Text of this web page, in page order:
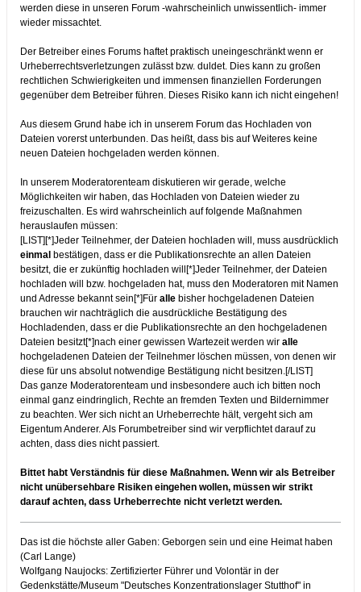
werden diese in unseren Forum -wahrscheinlich unwissentlich- immer
wieder missachtet.
Der Betreiber eines Forums haftet praktisch uneingeschränkt wenn er
Urheberrechtsverletzungen zulässt bzw. duldet. Dies kann zu großen
rechtlichen Schwierigkeiten und immensen finanziellen Forderungen
gegenüber dem Betreiber führen. Dieses Risiko kann ich nicht eingehen!
Aus diesem Grund habe ich in unserem Forum das Hochladen von
Dateien vorerst unterbunden. Das heißt, dass bis auf Weiteres keine
neuen Dateien hochgeladen werden können.
In unserem Moderatorenteam diskutieren wir gerade, welche
Möglichkeiten wir haben, das Hochladen von Dateien wieder zu
freizuschalten. Es wird wahrscheinlich auf folgende Maßnahmen
herauslaufen müssen:
[LIST][*]Jeder Teilnehmer, der Dateien hochladen will, muss ausdrücklich
einmal bestätigen, dass er die Publikationsrechte an allen Dateien
besitzt, die er zukünftig hochladen will[*]Jeder Teilnehmer, der Dateien
hochladen will bzw. hochgeladen hat, muss den Moderatoren mit Namen
und Adresse bekannt sein[*]Für alle bisher hochgeladenen Dateien
brauchen wir nachträglich die ausdrückliche Bestätigung des
Hochladenden, dass er die Publikationsrechte an den hochgeladenen
Dateien besitzt[*]nach einer gewissen Wartezeit werden wir alle
hochgeladenen Dateien der Teilnehmer löschen müssen, von denen wir
diese für uns absolut notwendige Bestätigung nicht besitzen.[/LIST]
Das ganze Moderatorenteam und insbesondere auch ich bitten noch
einmal ganz eindringlich, Rechte an fremden Texten und Bildernimmer
zu beachten. Wer sich nicht an Urheberrechte hält, vergeht sich am
Eigentum Anderer. Als Forumbetreiber sind wir verpflichtet darauf zu
achten, dass dies nicht passiert.
Bittet habt Verständnis für diese Maßnahmen. Wenn wir als Betreiber
nicht unübersehbare Risiken eingehen wollen, müssen wir strikt
darauf achten, dass Urheberrechte nicht verletzt werden.
Das ist die höchste aller Gaben: Geborgen sein und eine Heimat haben
(Carl Lange)
Wolfgang Naujocks: Zertifizierter Führer und Volontär in der
Gedenkstätte/Museum "Deutsches Konzentrationslager Stutthof" in